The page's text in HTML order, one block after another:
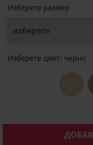
Изберете размер
Изберете цвят: черно